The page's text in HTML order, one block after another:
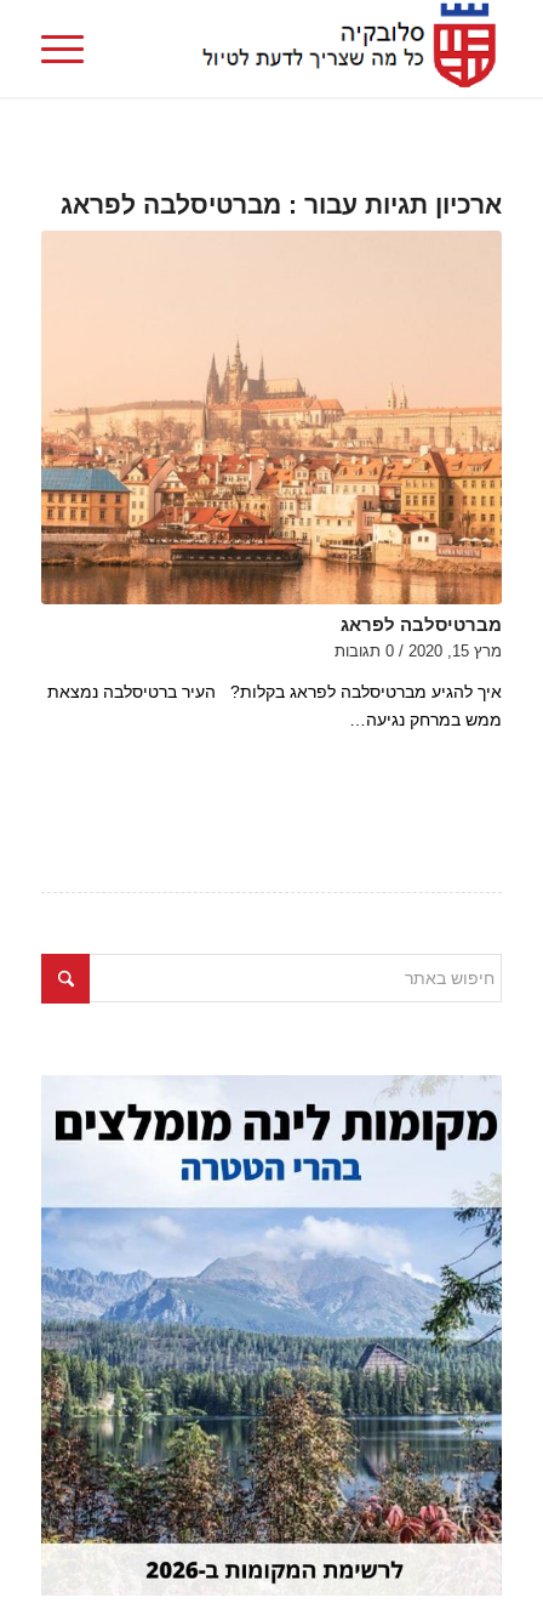
ארכיון תגיות עבור : מברטיסלבה לפראג
מברטיסלבה לפראג
מרץ 15, 2020 / 0 תגובות
איך להגיע מברטיסלבה לפראג בקלות? העיר ברטיסלבה נמצאת
ממש במרחק נגיעה…